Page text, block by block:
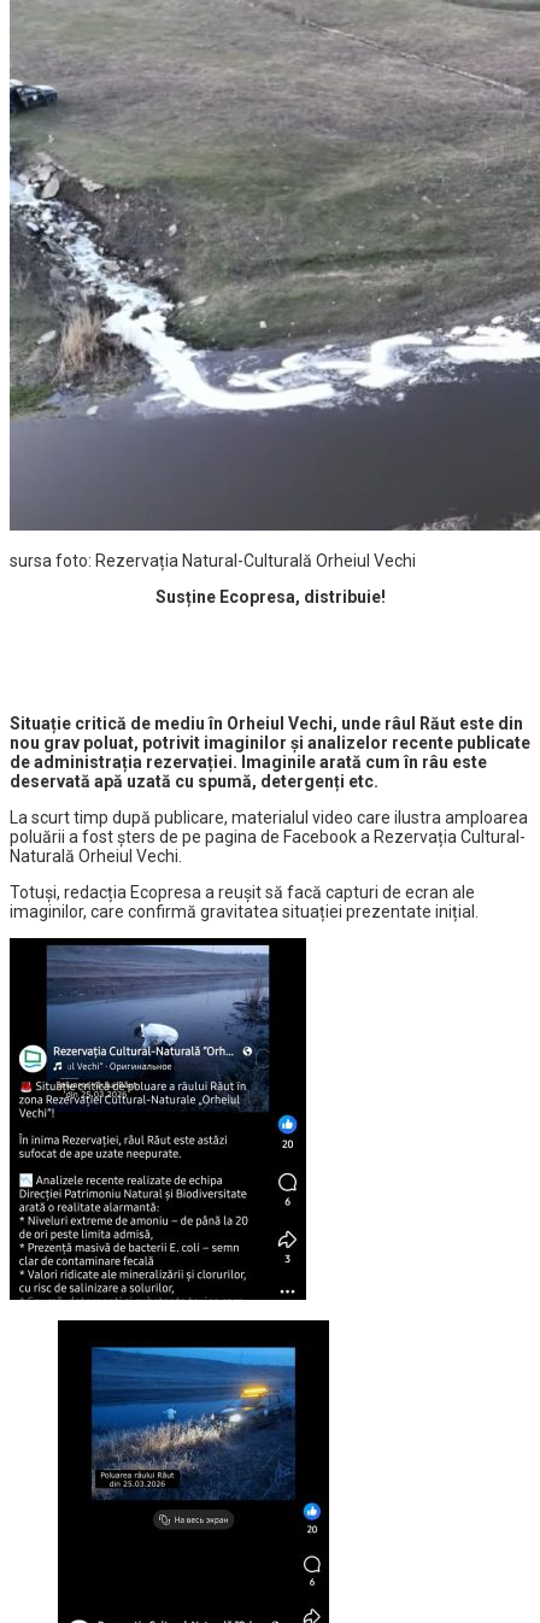
sursa foto: Rezervația Natural-Culturală Orheiul Vechi
Susține Ecopresa, distribuie!
Situație critică de mediu în Orheiul Vechi, unde râul Răut este din
nou grav poluat, potrivit imaginilor și analizelor recente publicate
de administrația rezervației. Imaginile arată cum în râu este
deservată apă uzată cu spumă, detergenți etc.
La scurt timp după publicare, materialul video care ilustra amploarea
poluării a fost șters de pe pagina de Facebook a Rezervația Cultural-
Naturală Orheiul Vechi.
Totuși, redacția Ecopresa a reușit să facă capturi de ecran ale
imaginilor, care confirmă gravitatea situației prezentate inițial.